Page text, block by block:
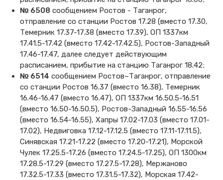
№ 6508 сообщением Ростов - Таганрог,
отправление со станции Ростов 17.28 (вместо 17.30,
Темерник 17.37-17.38 (вместо 17.39), ОП 1337км
17.41.5-17.42 (вместо 17.42-17.42.5), Ростов-Западный
17.46-17.47, далее следует действующим
расписанием, прибытие на станцию Таганрог 18.42;
№ 6514 сообщением Ростов–Таганрог, отправление
со станции Ростов 16.37 (вместо 16.38), Темерник
16.46-16.47 (вместо 16.47), ОП 1337км 16.50.5-16.51
(вместо 16.50-16.50.5), Ростов-Западный 16.55-16.56
(вместо 16.54-16.55), Хапры 17.02-17.03 (вместо 17.01-
17.02), Недвиговка 17.12-17.12.5 (вместо 17.11-17.11.5),
Синявская 17.21-17.22 (вместо 17.20-17.21), Морской
Чулек 17.25.5-17.26 (вместо 17.24.5-17.25), ОП 1300км
17.28.5-17.29 (вместо 17.27.5-17.28), Мержаново
17.32.5-17.33 (вместо 17.31.5-17.32), Морская 17.42-